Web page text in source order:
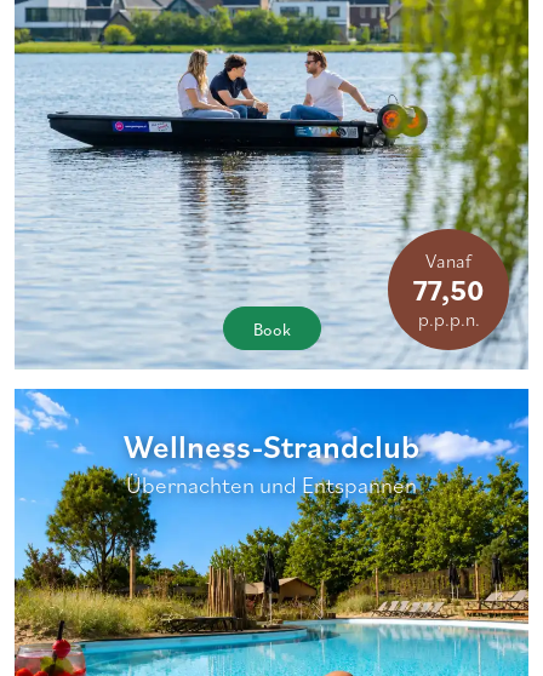
Vanaf
77,50
p.p.p.n.
Book
Wellness-Strandclub
Übernachten und Entspannen